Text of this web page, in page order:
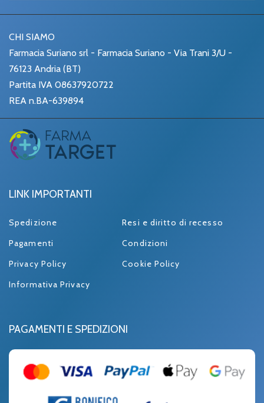
CHI SIAMO
Farmacia Suriano srl - Farmacia Suriano - Via Trani 3/U -
76123 Andria (BT)
Partita IVA 08637920722
REA n.BA-639894
LINK IMPORTANTI
Spedizione
Resi e diritto di recesso
Pagamenti
Condizioni
Privacy Policy
Cookie Policy
Informativa Privacy
PAGAMENTI E SPEDIZIONI